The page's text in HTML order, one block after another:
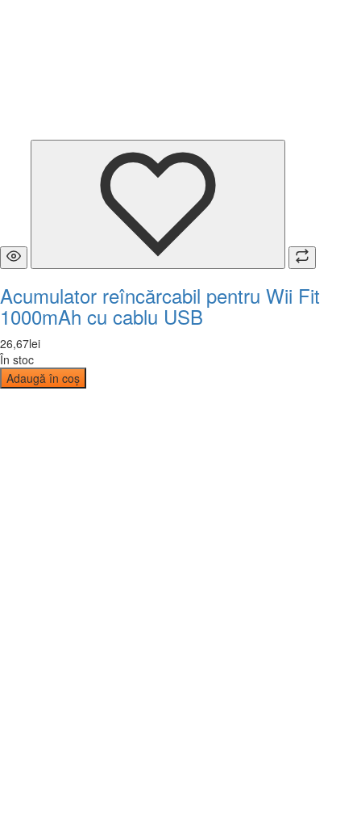
Acumulator reîncărcabil pentru Wii Fit
1000mAh cu cablu USB
26,67lei
În stoc
Adaugă în coș